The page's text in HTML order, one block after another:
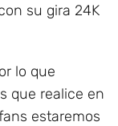
su gira 24K
lo que
que realice en
estaremos